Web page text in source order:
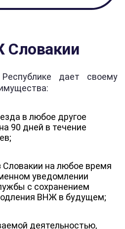
дает своему
в любое другое
90 дней в течение
Словакии на любое время
уведомлении
с сохранением
ВНЖ в будущем;
деятельностью,